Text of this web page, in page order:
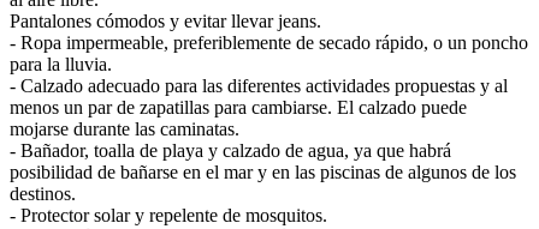
Pantalones cómodos y evitar llevar jeans.
- Ropa impermeable, preferiblemente de secado rápido, o un poncho
para la lluvia.
- Calzado adecuado para las diferentes actividades propuestas y al
menos un par de zapatillas para cambiarse. El calzado puede
mojarse durante las caminatas.
- Bañador, toalla de playa y calzado de agua, ya que habrá
posibilidad de bañarse en el mar y en las piscinas de algunos de los
destinos.
- Protector solar y repelente de mosquitos.